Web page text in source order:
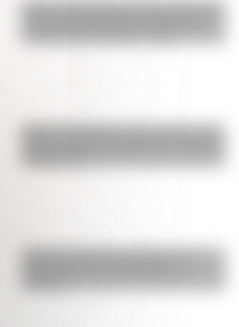
¿Qué son las figuras geométricas?
conocer los distintos tipos
Metro de Madrid: ¿por qué es una
Cómo San Martín conformó el